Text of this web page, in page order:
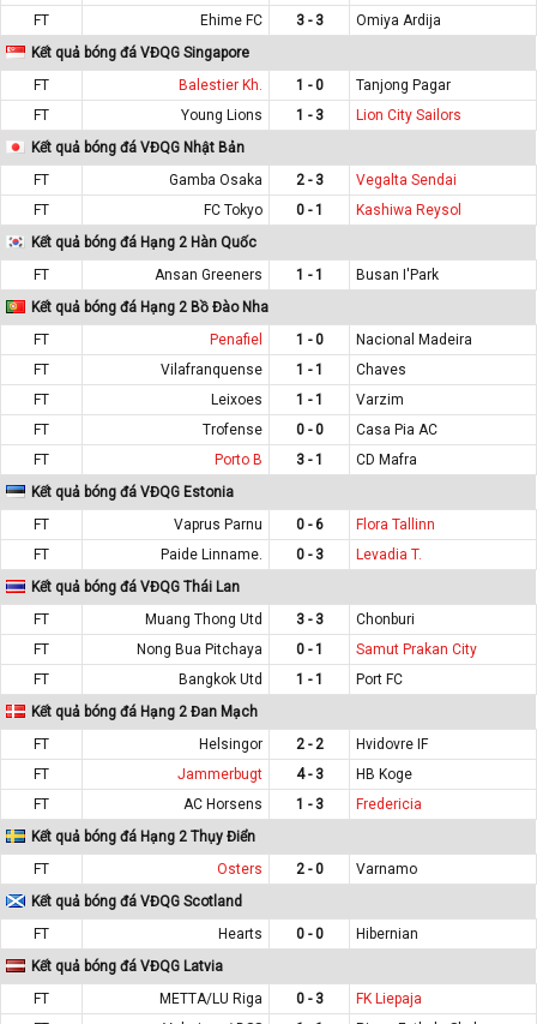
FT
Ehime FC 3 - 3
Omiya Ardija
Kết quả bóng đá VĐQG Singapore
FT
Balestier Kh. 1 - 0
Tanjong Pagar
FT
Young Lions 1 - 3
Lion City Sailors
Kết quả bóng đá VĐQG Nhật Bản
FT
Gamba Osaka 2 - 3
Vegalta Sendai
FT
FC Tokyo 0 - 1
Kashiwa Reysol
Kết quả bóng đá Hạng 2 Hàn Quốc
FT
Ansan Greeners 1 - 1
Busan I'Park
Kết quả bóng đá Hạng 2 Bồ Đào Nha
FT
Penafiel 1 - 0
Nacional Madeira
FT
Vilafranquense 1 - 1
Chaves
FT
Leixoes 1 - 1
Varzim
FT
Trofense 0 - 0
Casa Pia AC
FT
Porto B 3 - 1
CD Mafra
Kết quả bóng đá VĐQG Estonia
FT
Vaprus Parnu 0 - 6
Flora Tallinn
FT
Paide Linname. 0 - 3
Levadia T.
Kết quả bóng đá VĐQG Thái Lan
FT
Muang Thong Utd 3 - 3
Chonburi
FT
Nong Bua Pitchaya 0 - 1
Samut Prakan City
FT
Bangkok Utd 1 - 1
Port FC
Kết quả bóng đá Hạng 2 Đan Mạch
FT
Helsingor 2 - 2
Hvidovre IF
FT
Jammerbugt 4 - 3
HB Koge
FT
AC Horsens 1 - 3
Fredericia
Kết quả bóng đá Hạng 2 Thụy Điển
FT
Osters 2 - 0
Varnamo
Kết quả bóng đá VĐQG Scotland
FT
Hearts 0 - 0
Hibernian
Kết quả bóng đá VĐQG Latvia
FT
METTA/LU Riga 0 - 3
FK Liepaja